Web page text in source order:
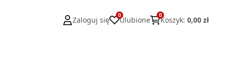
Zaloguj się
0
Ulubione
0
Koszyk: 0,00 zł